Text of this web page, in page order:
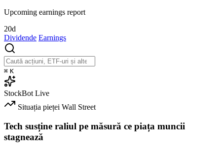
Upcoming earnings report
20d
Dividende Earnings
⌘ K
StockBot Live
Situația pieței Wall Street
Tech susține raliul pe măsură ce piața muncii
stagnează